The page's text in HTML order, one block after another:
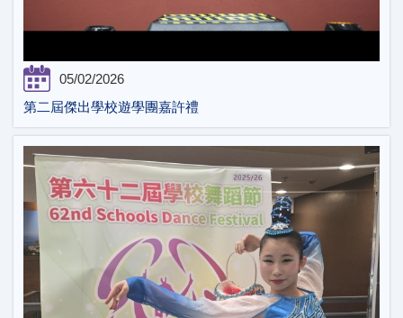
05/02/2026
第二屆傑出學校遊學團嘉許禮